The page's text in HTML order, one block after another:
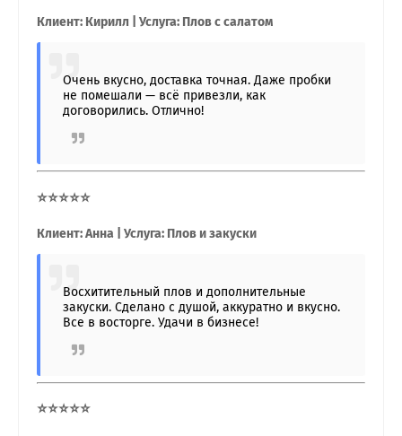
Клиент: Кирилл | Услуга: Плов с салатом
Очень вкусно, доставка точная. Даже пробки
не помешали — всё привезли, как
договорились. Отлично!
⭐⭐⭐⭐⭐
Клиент: Анна | Услуга: Плов и закуски
Восхитительный плов и дополнительные
закуски. Сделано с душой, аккуратно и вкусно.
Все в восторге. Удачи в бизнесе!
⭐⭐⭐⭐⭐